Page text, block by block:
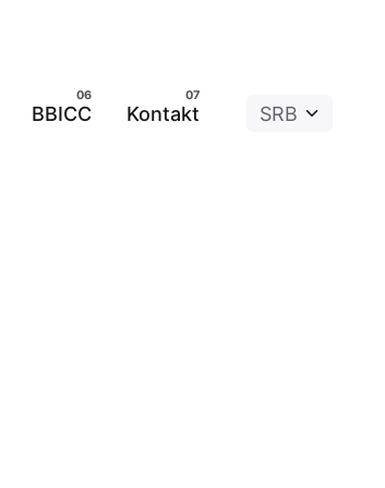
BBICC Kontakt